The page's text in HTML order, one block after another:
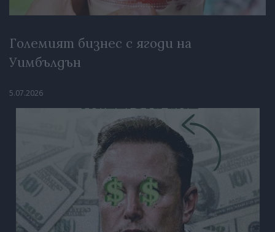
Големият бизнес с ягоди на
Уимбълдън
5.07.2026